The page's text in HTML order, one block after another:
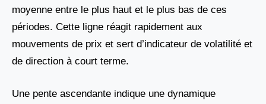
moyenne entre le plus haut et le plus bas de ces
périodes. Cette ligne réagit rapidement aux
mouvements de prix et sert d’indicateur de volatilité et
de direction à court terme.
Une pente ascendante indique une dynamique